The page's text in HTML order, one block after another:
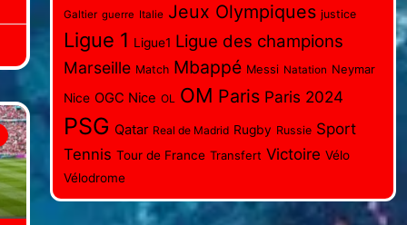
Galtier guerre Italie Jeux Olympiques justice
Ligue 1 Ligue1 Ligue des champions
Marseille Match Mbappé Messi Natation Neymar
Nice OGC Nice OL OM Paris Paris 2024
PSG Qatar Real de Madrid Rugby Russie Sport
Tennis Tour de France Transfert Victoire Vélo
Vélodrome